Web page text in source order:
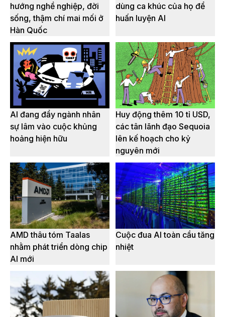
hướng nghề nghiệp, đời
sống, thậm chí mai mối ở
Hàn Quốc
dùng ca khúc của họ để
huấn luyện AI
AI đang đẩy ngành nhân
sự lâm vào cuộc khủng
hoảng hiện hữu
Huy động thêm 10 tỉ USD,
các tân lãnh đạo Sequoia
lên kế hoạch cho kỷ
nguyên mới
AMD thâu tóm Taalas
nhằm phát triển dòng chip
AI mới
Cuộc đua AI toàn cầu tăng
nhiệt